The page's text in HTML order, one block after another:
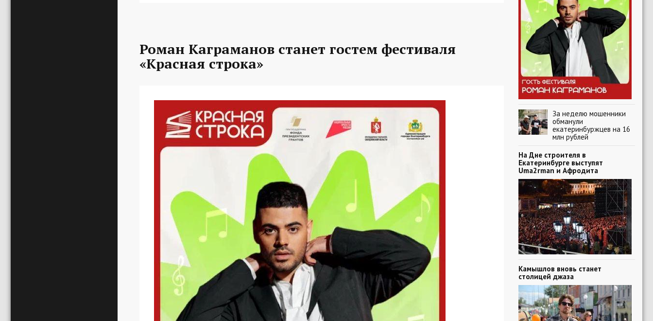
Роман Каграманов станет гостем фестиваля
«Красная строка»
За неделю мошенники
обманули
екатеринбуржцев на 16
млн рублей
На Дне строителя в
Екатеринбурге выступят
Uma2rman и Афродита
Камышлов вновь станет
столицей джаза